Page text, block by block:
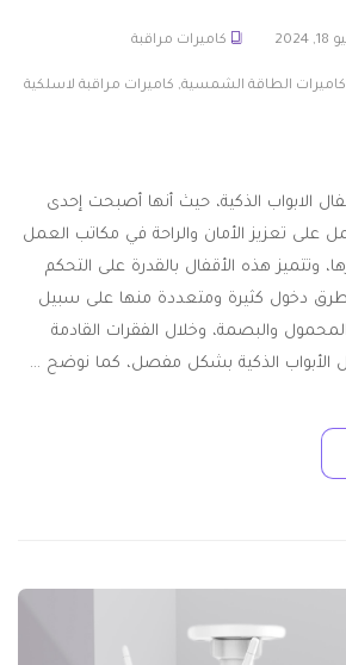
2024 كاميرات مراقبة
كاميرات الطاقة الشمسية, كاميرات مراقبة لاسلكية
الابواب الذكية، حيث أنها أصبحت إحدى
على تعزيز الأمان والراحة في مكاتب العمل
وتتميز هذه الأقفال بالقدرة على التحكم
دخول كثيرة ومتعددة منها على سبيل
والبصمة، وخلال الفقرات القادمة
الأبواب الذكية بشكل مفصل، كما نوضح …